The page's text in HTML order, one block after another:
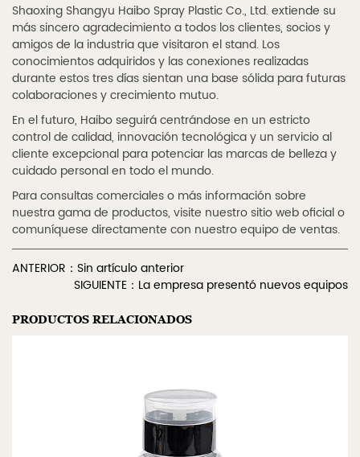
Shaoxing Shangyu Haibo Spray Plastic Co., Ltd. extiende su
más sincero agradecimiento a todos los clientes, socios y
amigos de la industria que visitaron el stand. Los
conocimientos adquiridos y las conexiones realizadas
durante estos tres días sientan una base sólida para futuras
colaboraciones y crecimiento mutuo.
En el futuro, Haibo seguirá centrándose en un estricto
control de calidad, innovación tecnológica y un servicio al
cliente excepcional para potenciar las marcas de belleza y
cuidado personal en todo el mundo.
Para consultas comerciales o más información sobre
nuestra gama de productos, visite nuestro sitio web oficial o
comuníquese directamente con nuestro equipo de ventas.
ANTERIOR：Sin artículo anterior
SIGUIENTE：La empresa presentó nuevos equipos
PRODUCTOS RELACIONADOS